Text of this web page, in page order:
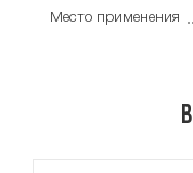
Место применения